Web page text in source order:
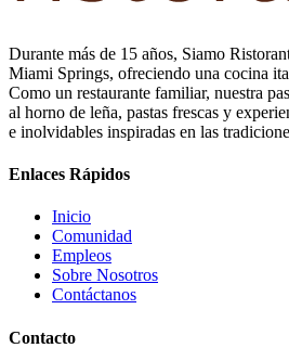
Durante más de 15 años, Siamo
Miami Springs, ofreciendo una cocina
Como un restaurante familiar, nuestra
al horno de leña, pastas frescas y
e inolvidables inspiradas en las
Enlaces Rápidos
Inicio
Comunidad
Empleos
Sobre Nosotros
Contáctanos
Contacto